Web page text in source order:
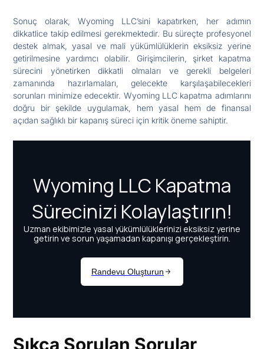
Sonuç olarak, Wyoming LLC’sini kapatırken, her adımın
dikkatlice takip edilmesi gerekmektedir. Bu süreçte profesyonel
destek almak, yasal ve mali yükümlülüklerin eksiksiz yerine
getirilmesine yardımcı olabilir. Girişimcilerin, şirket kapatma
sürecini yönetirken dikkatli olmaları ve gerekli belgeleri
zamanında hazırlamaları, gelecekte karşılaşabilecekleri
sorunları minimize edecektir. Wyoming LLC kapatma adımlarını
doğru bir şekilde uygulamak, hem yasal hem de finansal
açıdan sağlıklı bir kapanış süreci için kritik öneme sahiptir.
Sıkça Sorulan Sorular